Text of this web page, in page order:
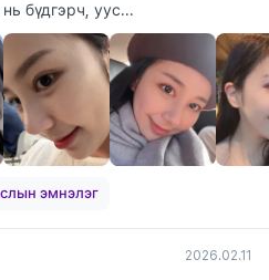
бүдгэрч, уус...
эмнэлэг
2026.02.11